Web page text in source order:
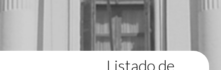
Listado de